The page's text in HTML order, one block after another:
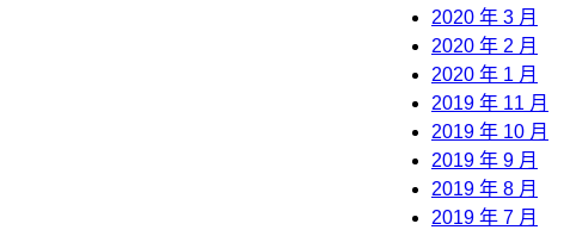
2020 年 3 月
2020 年 2 月
2020 年 1 月
2019 年 11 月
2019 年 10 月
2019 年 9 月
2019 年 8 月
2019 年 7 月